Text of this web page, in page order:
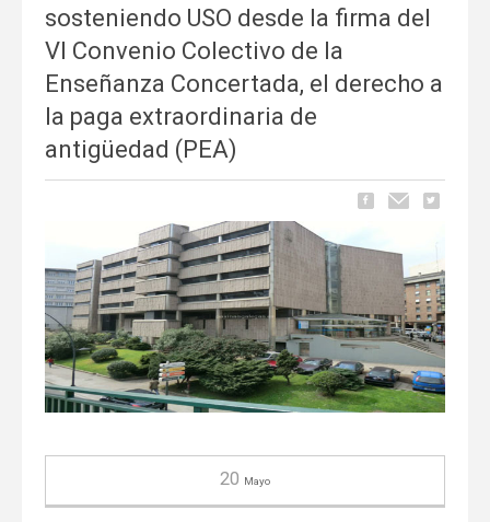
sosteniendo USO desde la firma del
VI Convenio Colectivo de la
Enseñanza Concertada, el derecho a
la paga extraordinaria de
antigüedad (PEA)
20 Mayo